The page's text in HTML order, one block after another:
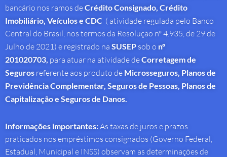
bancário nos ramos deCrédito Consignado, Crédito
Imobiliário, Veículos e CDC ( atividade regulada pelo Banco
Central do Brasil, nos termos da Resolução nº 4.935, de 29 de
Julho de 2021) e registrado na SUSEP sob o nº
201020703, para atuar na atividade deCorretagem de
Seguros referente aos produto de Microsseguros, Planos de
Previdência Complementar, Seguros de Pessoas, Planos de
Capitalização e Seguros de Danos.
Informações importantes:As taxas de juros e prazos
praticados nos empréstimos consignados (Governo Federal,
Estadual, Municipal e INSS) observam as determinações de